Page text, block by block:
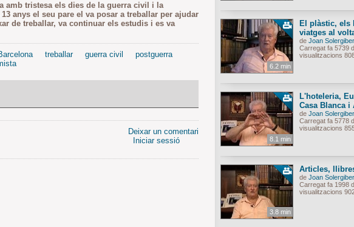
amb tristesa els dies de la guerra civil i la
anys el seu pare el va posar a treballar per ajudar
de treballar, va continuar els estudis i es va
treballar guerra civil
postguerra
Deixar un comentari
Iniciar sessió
6.2 min
El plàstic, els
viatges al
de Joan
Carregat fa 5739
visualitzacions
8.1 min
L'hoteleria,
Casa Blanca i
de Joan
Carregat fa 5778
visualitzacions
3.8 min
Articles,
de Joan
Carregat fa 1998
visualitzacions